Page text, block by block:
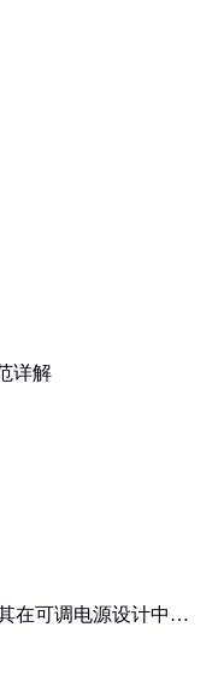
详解
在可调电源设计中的